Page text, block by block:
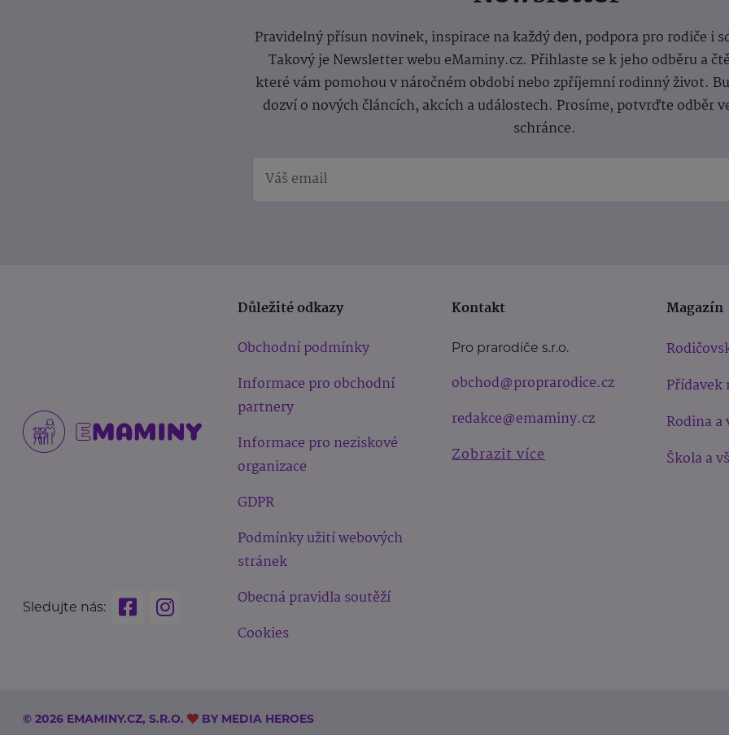
Pravidelný přísun novinek, inspirace na každý den, podpora pro rodiče i
Takový je Newsletter webu eMaminy.cz. Přihlaste se k jeho odběru a
které vám pomohou v náročném období nebo zpříjemní rodinný život.
dozví o nových článcích, akcích a událostech. Prosíme, potvrďte odběr
schránce.
Sledujte nás:
Důležité odkazy
Obchodní podmínky
Informace pro obchodní
partnery
Informace pro neziskové
organizace
GDPR
Podmínky užití webových
stránek
Obecná pravidla soutěží
Cookies
Kontakt
Pro prarodiče s.r.o.
obchod@proprarodice.cz
redakce@emaminy.cz
Zobrazit více
Magazín
Přídavek
Rodina a
Škola a
© 2026 EMAMINY.CZ, S.R.O. BY MEDIA HEROES